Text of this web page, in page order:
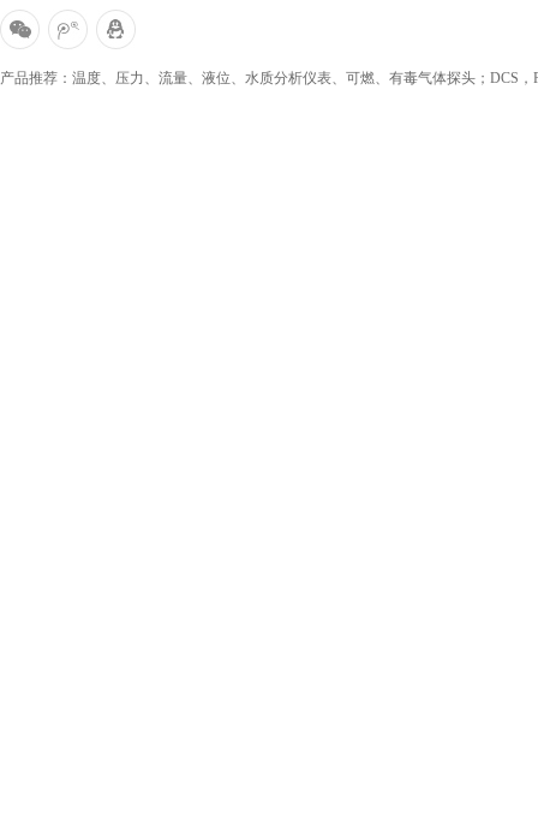
微
信 讯微 咨询
产品推荐：温度、压力、流量、液位、水质分析仪表、可燃、有毒气体探头；DCS